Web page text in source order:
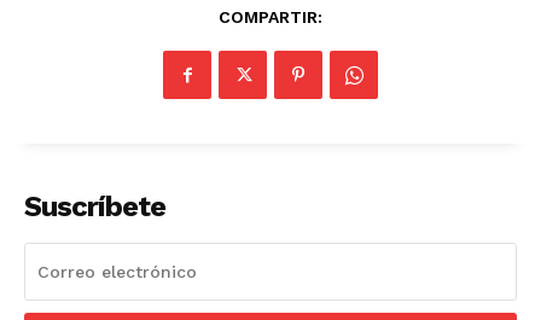
COMPARTIR:
Suscríbete